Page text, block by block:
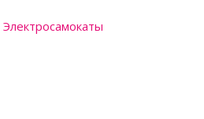
Электросамокаты